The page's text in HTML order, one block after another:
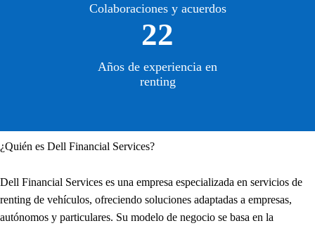
Colaboraciones y acuerdos
22
Años de experiencia en
renting
¿Quién es Dell Financial Services?
Dell Financial Services es una empresa especializada en servicios de
renting de vehículos, ofreciendo soluciones adaptadas a empresas,
autónomos y particulares. Su modelo de negocio se basa en la